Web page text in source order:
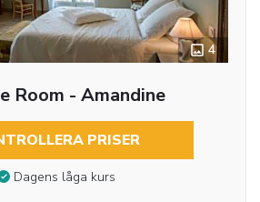
4
Room - Amandine
PRISER
Dagens låga kurs